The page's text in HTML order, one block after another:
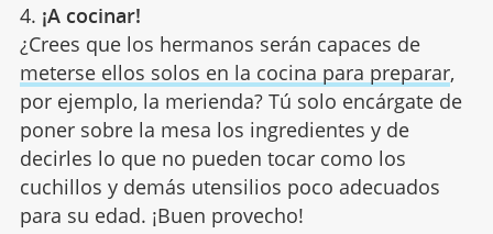
4. ¡A cocinar!
¿Crees que los hermanos serán capaces de
meterse ellos solos en la cocina para preparar,
por ejemplo, la merienda? Tú solo encárgate de
poner sobre la mesa los ingredientes y de
decirles lo que no pueden tocar como los
cuchillos y demás utensilios poco adecuados
para su edad. ¡Buen provecho!